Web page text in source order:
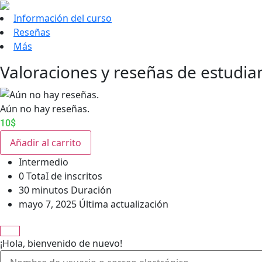
Información del curso
Reseñas
Más
Valoraciones y reseñas de
Aún no hay reseñas.
10$
Añadir al carrito
Intermedio
0 TotaI de inscritos
30 minutos Duración
mayo 7, 2025 Última actualización
¡Hola, bienvenido de nuevo!